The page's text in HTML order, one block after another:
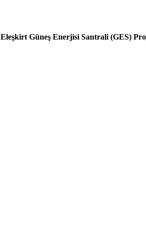
Eleşkirt Güneş Enerjisi Santrali (GES)